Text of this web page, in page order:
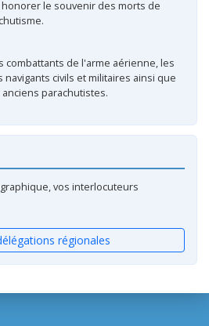
honorer le souvenir des morts de
combattants de l'arme aérienne, les
navigants civils et militaires ainsi que
parachutistes.
vos interlocuteurs
régionales